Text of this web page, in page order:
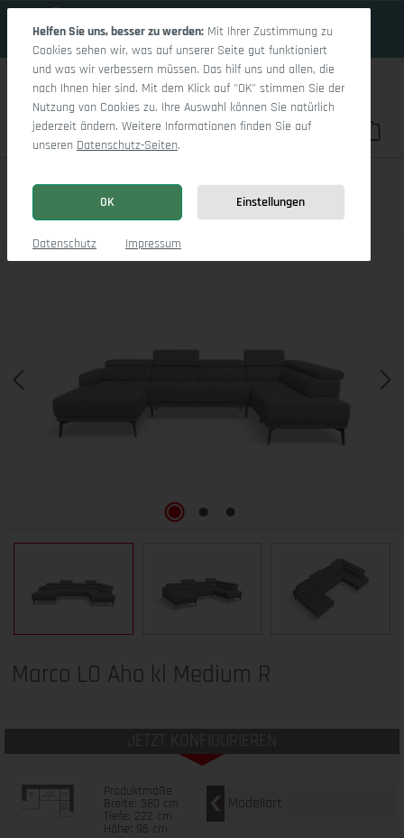
Du hast 0
Marco LO Aho kl Medium R
Bildergalerie überspringen
Marco LO Aho kl Medium R
JETZT KONFIGURIEREN
Produktmaße
Breite: 380 cm
Tiefe: 222 cm
Höhe: 95 cm
Modellart
Helfen Sie uns, besser zu werden: Mit Ihrer Zustimmung zu
Cookies sehen wir, was auf unserer Seite gut funktioniert
und was wir verbessern müssen. Das hilf uns und allen, die
nach Ihnen hier sind. Mit dem Klick auf "OK" stimmen Sie der
Nutzung von Cookies zu. Ihre Auswahl können Sie natürlich
jederzeit ändern. Weitere Informationen finden Sie auf
unseren Datenschutz-Seiten.
OK Einstellungen
Datenschutz Impressum